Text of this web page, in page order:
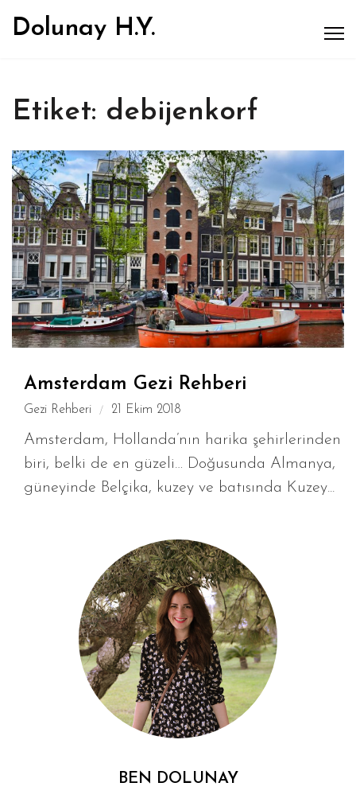
Dolunay H.Y.
Etiket: debijenkorf
Amsterdam Gezi Rehberi
Gezi Rehberi 21 Ekim 2018
Amsterdam, Hollanda’nın harika şehirlerinden
biri, belki de en güzeli… Doğusunda Almanya,
güneyinde Belçika, kuzey ve batısında Kuzey...
BEN DOLUNAY